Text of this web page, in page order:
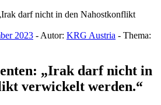
2023 - Autor: KRG Austria - Thema:
„Irak darf nicht in
verwickelt werden.“